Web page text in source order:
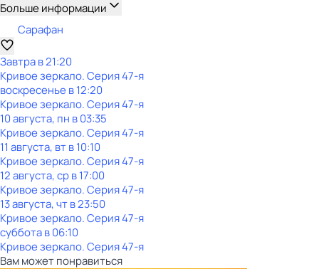
Больше информации
Сарафан
Завтра в 21:20
Кривое зеркало. Серия 47-я
воскресенье в12:20
Кривое зеркало. Серия 47-я
10 августа, пн в 03:35
Кривое зеркало. Серия 47-я
11 августа, вт в 10:10
Кривое зеркало. Серия 47-я
12 августа, ср в 17:00
Кривое зеркало. Серия 47-я
13 августа, чт в 23:50
Кривое зеркало. Серия 47-я
субботав06:10
Кривое зеркало. Серия 47-я
Вам может понравиться